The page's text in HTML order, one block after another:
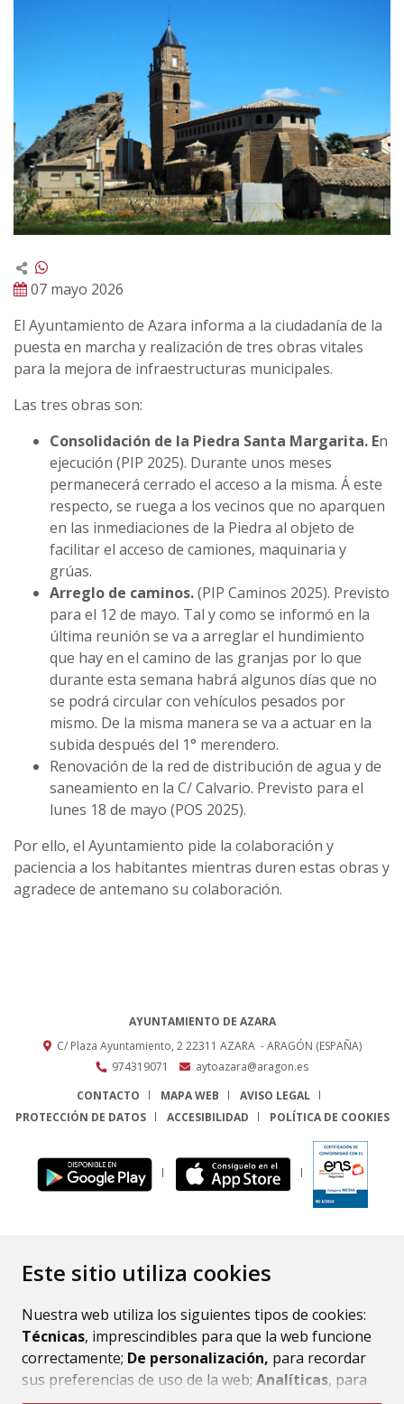
Este sitio utiliza cookies
Nuestra web utiliza los siguientes tipos de cookies:
Técnicas, imprescindibles para que la web funcione
correctamente; De personalización, para recordar
sus preferencias de uso de la web; Analíticas, para
07 mayo 2026
El Ayuntamiento de Azara informa a la ciudadanía de la
puesta en marcha y realización de tres obras vitales
para la mejora de infraestructuras municipales.
Las tres obras son:
Consolidación de la Piedra Santa Margarita. En
ejecución (PIP 2025). Durante unos meses
permanecerá cerrado el acceso a la misma. Á este
respecto, se ruega a los vecinos que no aparquen
en las inmediaciones de la Piedra al objeto de
facilitar el acceso de camiones, maquinaria y
grúas.
Arreglo de caminos.(PIP Caminos 2025). Previsto
para el 12 de mayo. Tal y como se informó en la
última reunión se va a arreglar el hundimiento
que hay en el camino de las granjas por lo que
durante esta semana habrá algunos días que no
se podrá circular con vehículos pesados por
mismo. De la misma manera se va a actuar en la
subida después del 1° merendero.
Renovación de la red de distribución de agua y de
saneamiento en la C/ Calvario. Previsto para el
lunes 18 de mayo (POS 2025).
Por ello, el Ayuntamiento pide la colaboración y
paciencia a los habitantes mientras duren estas obras y
agradece de antemano su colaboración.
AYUNTAMIENTO DE AZARA
C/ Plaza Ayuntamiento, 222311 AZARA - ARAGÓN (ESPAÑA)
974319071
aytoazara@aragon.es
CONTACTO
MAPA WEB
AVISO LEGAL
PROTECCIÓN DE DATOS
ACCESIBILIDAD POLÍTICA DE COOKIES